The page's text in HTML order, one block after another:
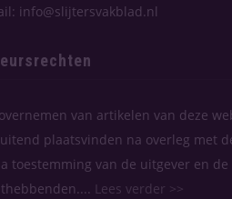
info@slijtersvakblad.nl
van artikelen van deze
plaatsvinden na overleg met
toestemming van de uitgever en de
Lees verder >>